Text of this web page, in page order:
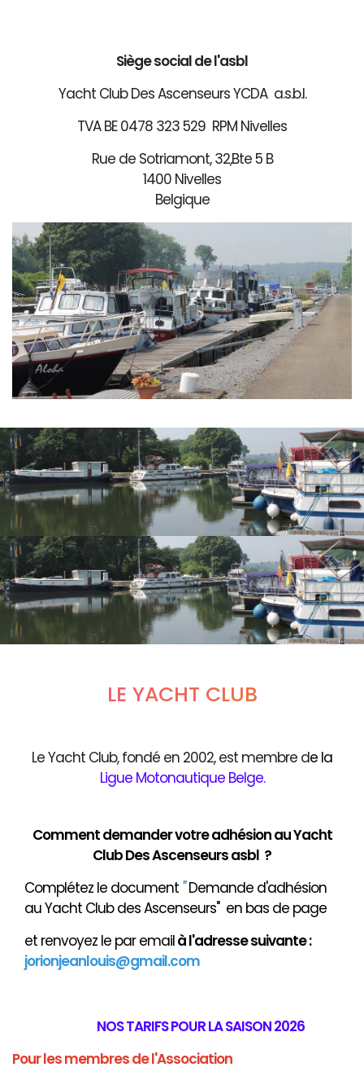
Siège social de l'asbl
Yacht Club Des Ascenseurs YCDA a.s.b.l.
TVA BE 0478 323 529 RPM Nivelles
Rue de Sotriamont, 32,Bte 5 B
1400 Nivelles
Belgique
LE YACHT CLUB
Le Yacht Club, fondé en 2002, est membre de la
Ligue Motonautique Belge.
Comment demander votre adhésion au Yacht
Club Des Ascenseurs asbl ?
Complétez le document "Demande d'adhésion
au Yacht Club des Ascenseurs" en bas de page
et renvoyez le par emailàl'adresse suivante :
jorionjeanlouis@gmail.com
NOS TARIFS POUR LA SAISON 2026
Pour les membres de l'Association